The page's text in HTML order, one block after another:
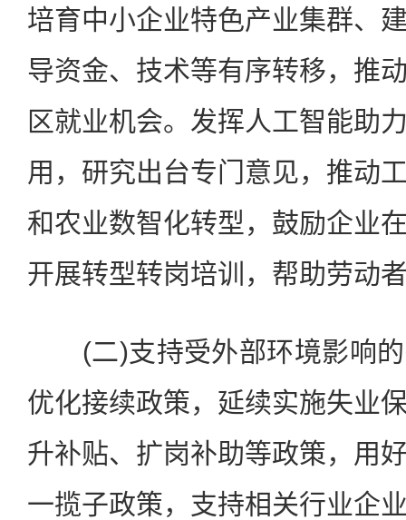
培育中小企业特色产业集群、
导资金、技术等有序转移，推
区就业机会。发挥人工智能助
用，研究出台专门意见，推动
和农业数智化转型，鼓励企业
开展转型转岗培训，帮助劳动
(二)支持受外部环境影响的
优化接续政策，延续实施失业
升补贴、扩岗补助等政策，用
一揽子政策，支持相关行业企